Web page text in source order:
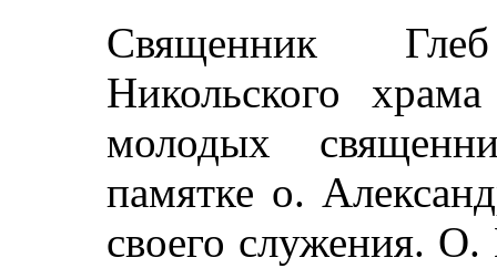
Священник
Никольского
молодых
памятке о.
своего служения.